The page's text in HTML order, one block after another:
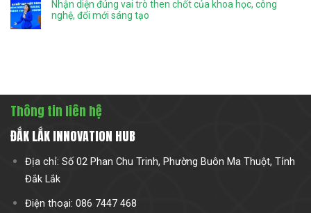
Nhận diện đúng vai trò then chốt của khoa học, công
nghệ, đổi mới sáng tạo
Thông tin liên hệ
ĐẮK LẮK INNOVATION HUB
Địa chỉ: Số 02 Phan Chu Trinh, Phường Buôn Ma Thuột, Tỉnh
Đắk Lắk
Điện thoại: 086 7447 468